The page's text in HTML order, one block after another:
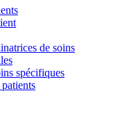
de soins
spécifiques